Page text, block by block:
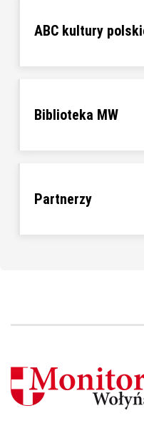
ABC kultury
Biblioteka MW
Partnerzy